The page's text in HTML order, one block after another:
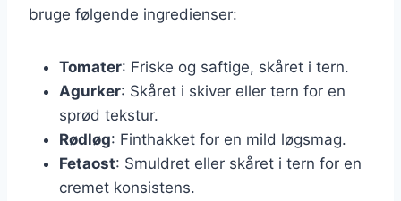
bruge følgende ingredienser:
Tomater: Friske og saftige, skåret i tern.
Agurker: Skåret i skiver eller tern for en
sprød tekstur.
Rødløg: Finthakket for en mild løgsmag.
Fetaost: Smuldret eller skåret i tern for en
cremet konsistens.